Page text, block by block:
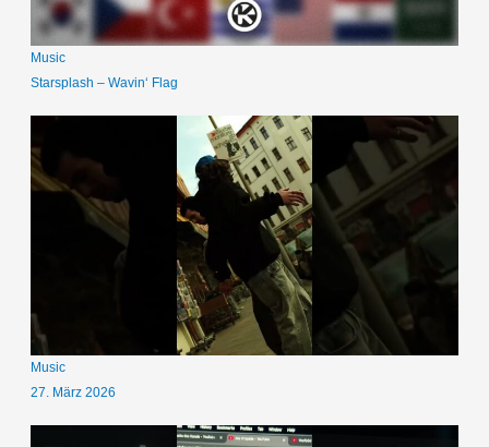
Music
Starsplash – Wavin‘ Flag
Music
27. März 2026